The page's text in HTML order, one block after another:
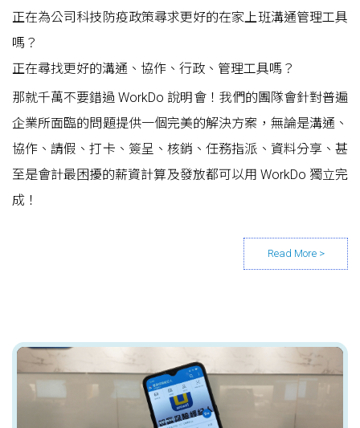
正在為公司科技防疫政策尋求更好的在家上班溝通管理工具
嗎？
正在尋找更好的溝通、協作、行政、管理工具嗎？
那就千萬不要錯過 WorkDo 說明會！我們的團隊會針對普遍
企業所面臨的問題提供一個完美的解決方案，無論是溝通、
協作、請假、打卡、簽呈、核銷、任務指派、資料分享、甚
至是會計最困擾的薪資計算及發放都可以用 WorkDo 獨立完
成！